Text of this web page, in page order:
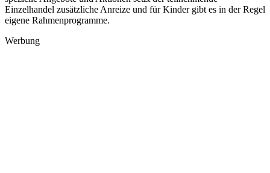
Einzelhandel zusätzliche Anreize und für Kinder gibt es in der Regel
eigene Rahmenprogramme.
Werbung